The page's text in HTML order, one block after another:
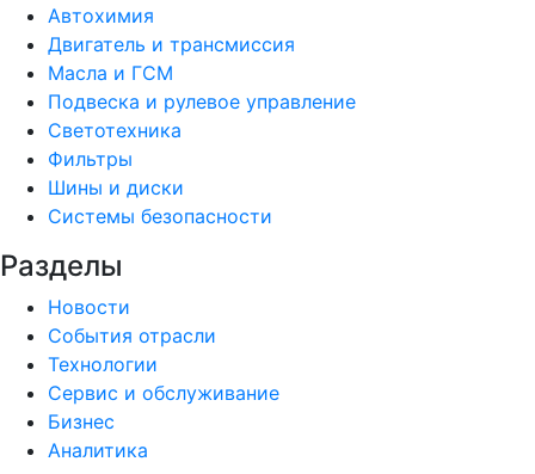
Автохимия
Двигатель и трансмиссия
Масла и ГСМ
Подвеска и рулевое управление
Светотехника
Фильтры
Шины и диски
Системы безопасности
Разделы
Новости
События отрасли
Технологии
Сервис и обслуживание
Бизнес
Аналитика